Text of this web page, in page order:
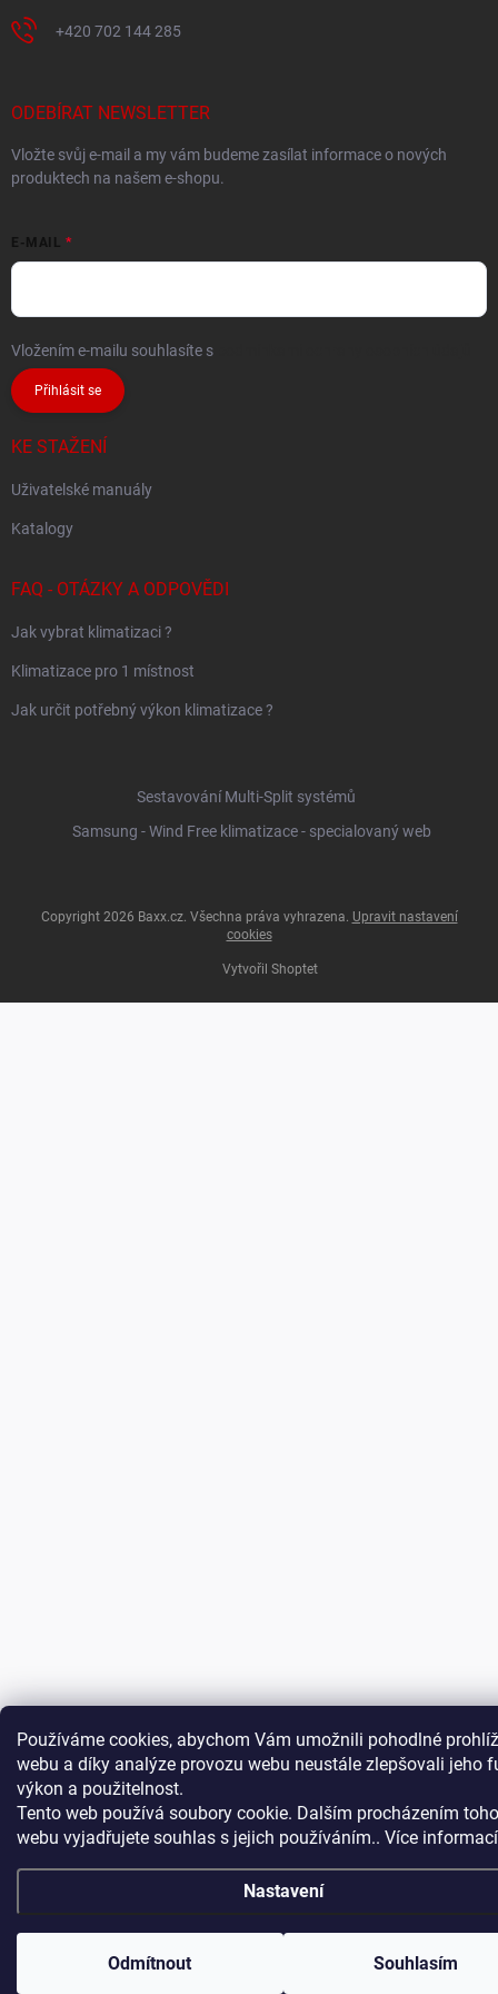
Používáme cookies, abychom Vám umožnili pohodlné
webu a díky analýze provozu webu neustále zlepšovali jeho
výkon a použitelnost.
Tento web používá soubory cookie. Dalším procházením
webu vyjadřujete souhlas s jejich používáním.. Více
Nastavení
Odmítnout Souhlasím
+420 702 144 285
ODEBÍRAT NEWSLETTER
Vložte svůj e-mail a my vám budeme zasílat informace o nových
produktech na našem e-shopu.
E-MAIL
Vložením e-mailu souhlasíte s
Přihlásit se
KE STAŽENÍ
Uživatelské manuály
Katalogy
FAQ - OTÁZKY A ODPOVĚDI
Jak vybrat klimatizaci ?
Klimatizace pro 1 místnost
Jak určit potřebný výkon klimatizace ?
Sestavování Multi-Split systémů
Samsung - Wind Free klimatizace - specialovaný web
Vytvořil Shoptet
Copyright 2026 Baxx.cz. Všechna práva vyhrazena. Upravit nastavení
cookies